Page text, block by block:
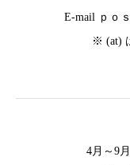
E-mail ｐｏ
※ (at)
4月～9